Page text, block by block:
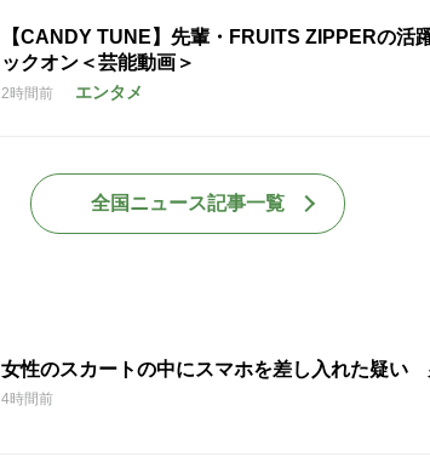
【CANDY TUNE】先輩・FRUITS ZIPPERの活
ックオン＜芸能動画＞
2時間前 エンタメ
全国ニュース記事一覧
女性のスカートの中にスマホを差し入れた疑い
4時間前